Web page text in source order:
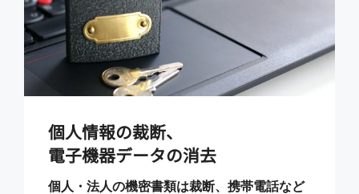
個人情報の裁断、
電子機器データの消去
個人・法人の機密書類は裁断、携帯電話など